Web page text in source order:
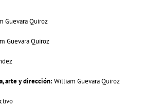
Guevara Quiroz
Guevara Quiroz
arte y dirección:William Guevara Quiroz